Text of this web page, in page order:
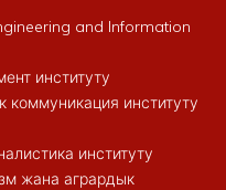
and Information
институту
институту
институту
жана агрардык